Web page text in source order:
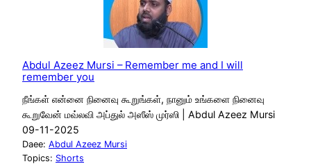
Abdul Azeez Mursi – Remember me and I will
remember you
நீங்கள் என்னை நினைவு கூறுங்கள், நானும் உங்களை நினைவு
கூறுவேன் மவ்லவி அப்துல் அஸீஸ் முர்ஸி | Abdul Azeez Mursi
09-11-2025
Daee: Abdul Azeez Mursi
Topics: Shorts